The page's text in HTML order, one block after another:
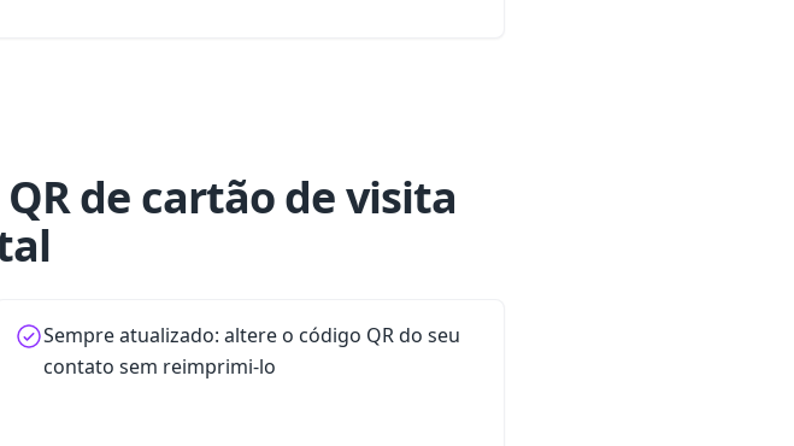
de cartão de visita
Sempre atualizado: altere o código QR do seu
contato sem reimprimi-lo